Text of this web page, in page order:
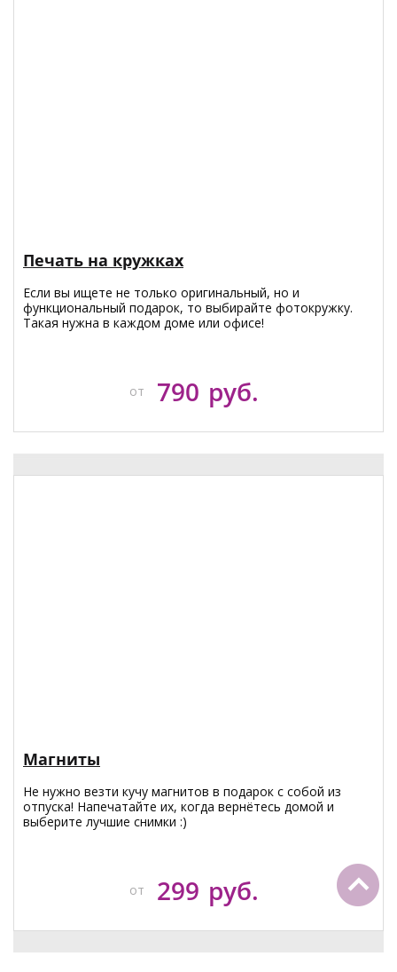
Печать на кружках
Если вы ищете не только оригинальный, но и
функциональный подарок, то выбирайте фотокружку.
Такая нужна в каждом доме или офисе!
от 790 руб.
Магниты
Не нужно везти кучу магнитов в подарок с собой из
отпуска! Напечатайте их, когда вернётесь домой и
выберите лучшие снимки :)
от 299 руб.